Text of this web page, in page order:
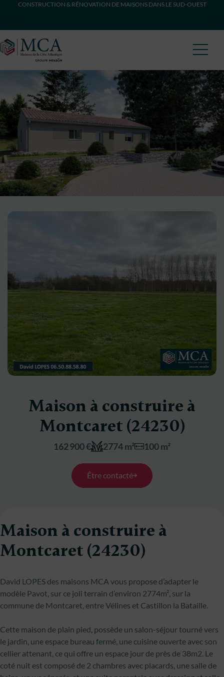
CONSTRUCTION & RÉNOVATION DE MAISONS DANS LE SUD-OUEST
Maison à construire à
Montcaret (24230)
162 900 € 2774 m² 100 m²
Être contacté
Maison à construire à
Montcaret (24230)
David LOPES des maisons MCA vous propose d’adapter le
modèle Pavot, sur ce joli terrain d’environ 2774m², sur la
commune de Montcaret, entre Vélines et Castillon la Bataille.
Cette maison de plain pied, possède un salon-séjour tourné vers
le jardin, une espace bureau fermé, une cuisine ouverte avec son
cellier attenant, ce qui offre un espace jour de près de 38m2. Le
coté nuit est composé de 2 chambres avec placards, une salle de